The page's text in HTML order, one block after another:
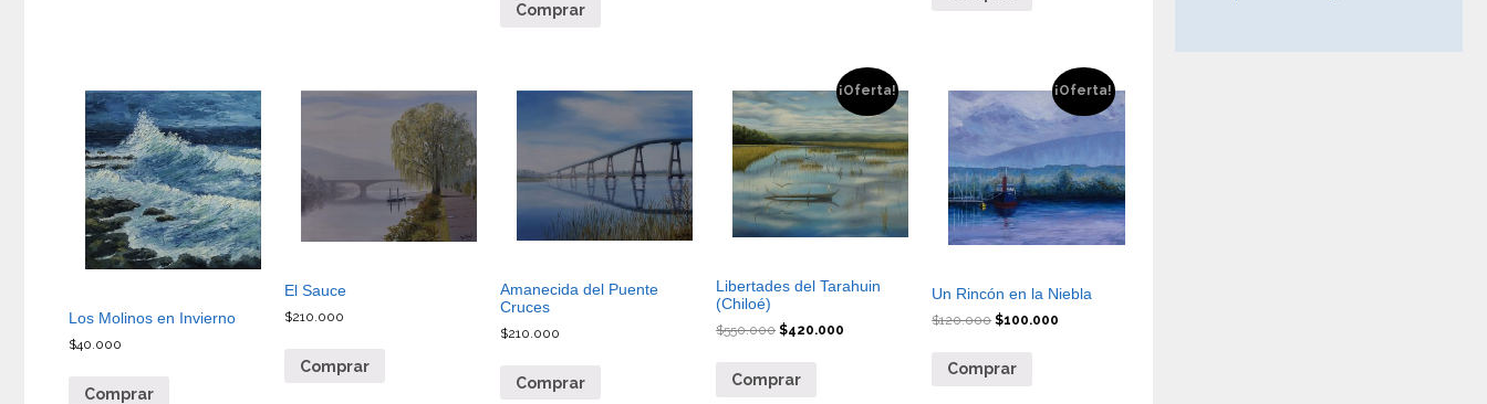
Comprar
Los Molinos en Invierno
$40.000
Comprar
El Sauce
$210.000
Comprar
Amanecida del Puente
Cruces
$210.000
Comprar
¡Oferta!
Libertades del Tarahuin
(Chiloé)
$550.000 $420.000
Comprar
¡Oferta!
Un Rincón en la Niebla
$120.000 $100.000
Comprar